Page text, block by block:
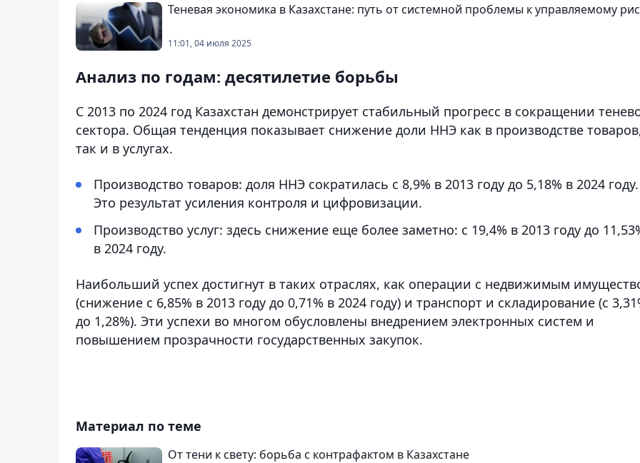
Теневая экономика в Казахстане: путь от системной проблемы к управляемому
11:01, 04 июля 2025
Анализ по годам: десятилетие борьбы
С 2013 по 2024 год Казахстан демонстрирует стабильный прогресс в сокращении
сектора. Общая тенденция показывает снижение доли ННЭ как в производстве
так и в услугах.
Производство товаров: доля ННЭ сократилась с 8,9% в 2013 году до 5,18% в 2024 году.
Это результат усиления контроля и цифровизации.
Производство услуг: здесь снижение еще более заметно: с 19,4% в 2013 году до
в 2024 году.
Наибольший успех достигнут в таких отраслях, как операции с недвижимым
(снижение с 6,85% в 2013 году до 0,71% в 2024 году) и транспорт и складирование (с
до 1,28%). Эти успехи во многом обусловлены внедрением электронных систем и
повышением прозрачности государственных закупок.
Материал по теме
От тени к свету: борьба с контрафактом в Казахстане